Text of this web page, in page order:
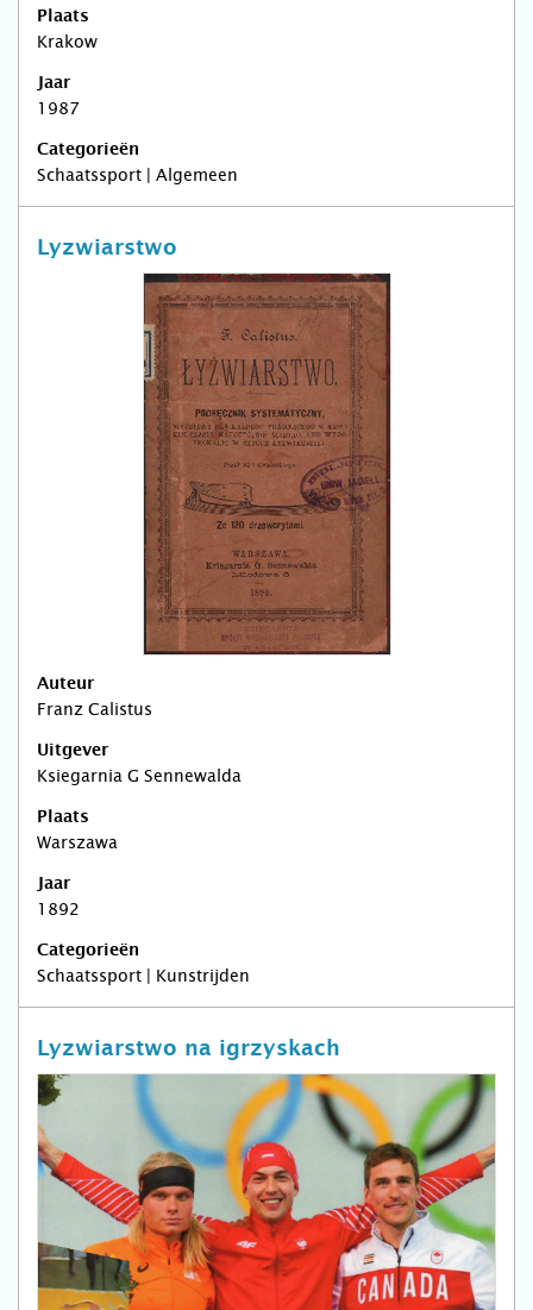
Plaats
Krakow
Jaar
1987
Categorieën
Schaatssport | Algemeen
Lyzwiarstwo
Auteur
Franz Calistus
Uitgever
Ksiegarnia G Sennewalda
Plaats
Warszawa
Jaar
1892
Categorieën
Schaatssport | Kunstrijden
Lyzwiarstwo na igrzyskach